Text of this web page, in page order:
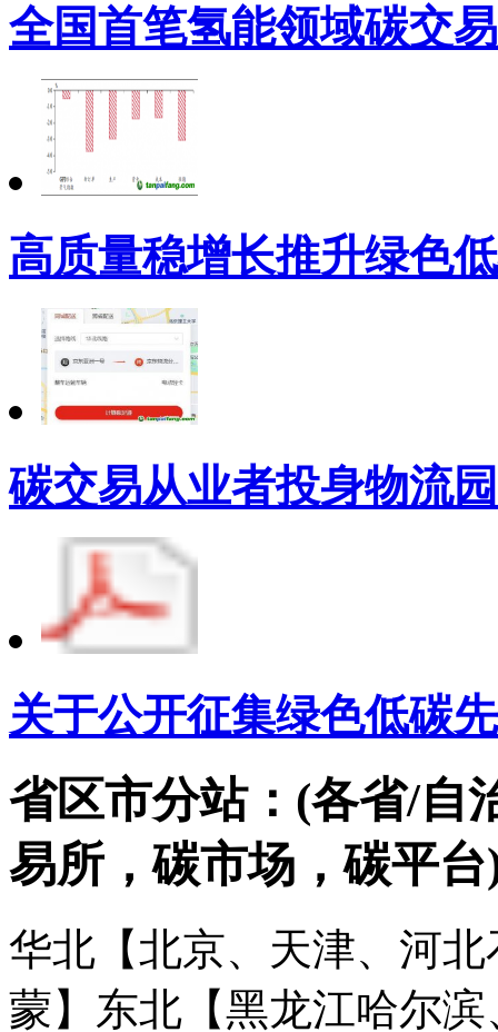
全国首笔氢能领域碳交
高质量稳增长推升绿色
碳交易从业者投身物流
关于公开征集绿色低碳
省区市分站：(各省/自
易所，碳市场，碳平台
华北【北京、天津、河
蒙】 东北【黑龙江哈尔